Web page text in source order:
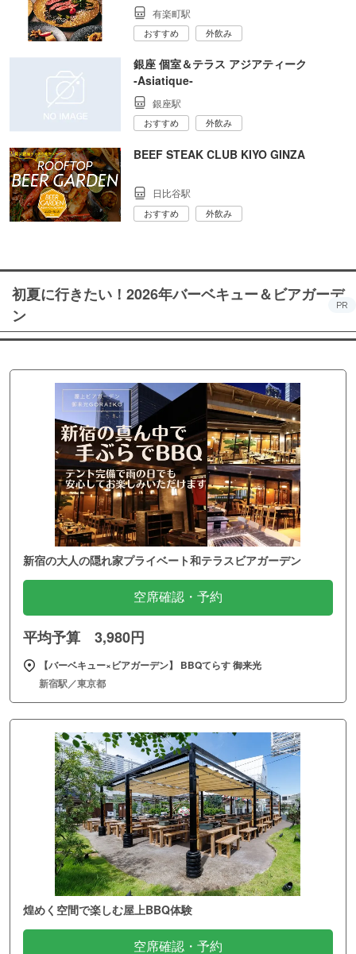
有楽町駅
おすすめ 外飲み
銀座 個室＆テラス アジアティーク
‐Asiatique‐
銀座駅
おすすめ 外飲み
BEEF STEAK CLUB KIYO GINZA
日比谷駅
おすすめ 外飲み
初夏に行きたい！2026年バーベキュー＆ビアガーデ
ン
PR
新宿の大人の隠れ家プライベート和テラスビアガーデン
空席確認・予約
平均予算 3,980円
【バーベキュー×ビアガーデン】 BBQてらす 御来光
新宿駅／東京都
煌めく空間で楽しむ屋上BBQ体験
空席確認・予約